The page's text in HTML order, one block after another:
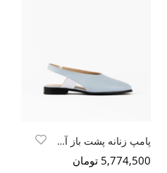
پامپ زنانه پشت باز آبی روشن
5,774,500 تومان